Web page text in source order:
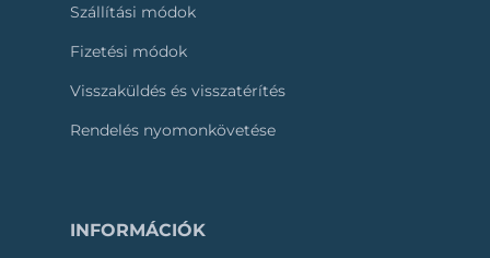
Szállítási módok
Fizetési módok
Visszaküldés és visszatérítés
Rendelés nyomonkövetése
INFORMÁCIÓK